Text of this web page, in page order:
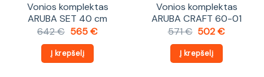
Vonios komplektas
ARUBA SET 40 cm
642€ Original
was:
642 €.
565€Current
Į krepšelį
Vonios komplektas
ARUBA CRAFT 60-01
571€ Original
was:
571 €.
502€Current
Į krepšelį